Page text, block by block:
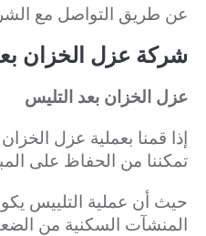
عن طريق التواصل مع
شركة عزل الخزان
عزل الخزان بعد التليس
إذا قمنا بعملية عزل
تمكننا من الحفاظ على
حيث أن عملية التلييس
المنشآت السكنية من